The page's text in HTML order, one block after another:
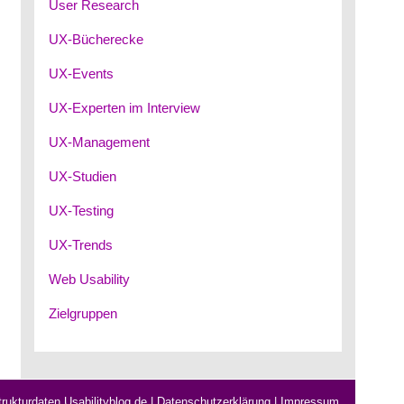
User Research
UX-Bücherecke
UX-Events
UX-Experten im Interview
UX-Management
UX-Studien
UX-Testing
UX-Trends
Web Usability
Zielgruppen